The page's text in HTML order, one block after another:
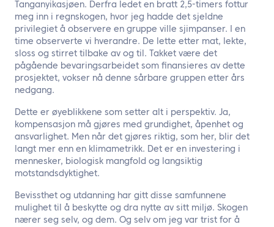
Tanganyikasjøen. Derfra ledet en bratt 2,5-timers fottur
meg inn i regnskogen, hvor jeg hadde det sjeldne
privilegiet å observere en gruppe ville sjimpanser. I en
time observerte vi hverandre. De lette etter mat, lekte,
sloss og stirret tilbake av og til. Takket være det
pågående bevaringsarbeidet som finansieres av dette
prosjektet, vokser nå denne sårbare gruppen etter års
nedgang.
Dette er øyeblikkene som setter alt i perspektiv. Ja,
kompensasjon må gjøres med grundighet, åpenhet og
ansvarlighet. Men når det gjøres riktig, som her, blir det
langt mer enn en klimametrikk. Det er en investering i
mennesker, biologisk mangfold og langsiktig
motstandsdyktighet.
Bevissthet og utdanning har gitt disse samfunnene
mulighet til å beskytte og dra nytte av sitt miljø. Skogen
nærer seg selv, og dem. Og selv om jeg var trist for å